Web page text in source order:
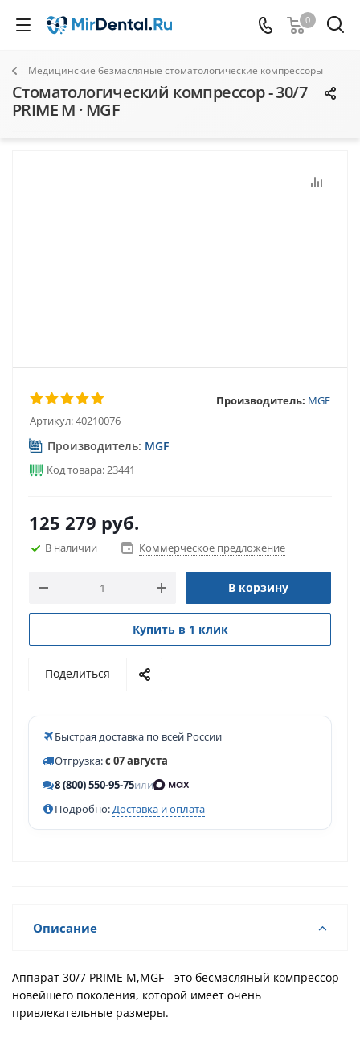
0
Медицинские безмасляные стоматологические компрессоры
Стоматологический компрессор - 30/7
PRIME M · MGF
Артикул:40210076
Производитель: MGF
Производитель: MGF
Код товара: 23441
125 279 руб.
В наличии Коммерческое предложение
В корзину
Купить в 1 клик
Поделиться
Быстрая доставка по всей России
Отгрузка:с 07 августа
8 (800) 550-95-75или
Подробно:Доставка и оплата
Описание
Аппарат 30/7 PRIME M,MGF - это бесмасляный компрессор
новейшего поколения, которой имеет очень
привлекательные размеры.